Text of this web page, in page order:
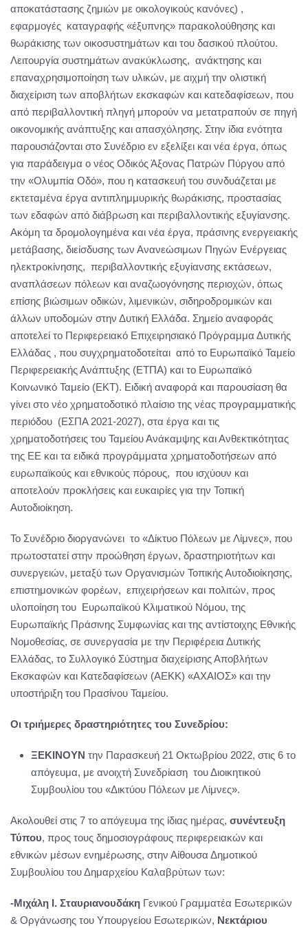
αποκατάστασης ζημιών με οικολογικούς κανόνες) ,
εφαρμογές καταγραφής «έξυπνης» παρακολούθησης και
θωράκισης των οικοσυστημάτων και του δασικού πλούτου.
Λειτουργία συστημάτων ανακύκλωσης, ανάκτησης και
επαναχρησιμοποίηση των υλικών, με αιχμή την ολιστική
διαχείριση των αποβλήτων εκσκαφών και κατεδαφίσεων, που
από περιβαλλοντική πληγή μπορούν να μετατραπούν σε πηγή
οικονομικής ανάπτυξης και απασχόλησης. Στην ίδια ενότητα
παρουσιάζονται στο Συνέδριο εν εξελίξει και νέα έργα, όπως
για παράδειγμα ο νέος Οδικός Άξονας Πατρών Πύργου από
την «Ολυμπία Οδό», που η κατασκευή του συνδυάζεται με
εκτεταμένα έργα αντιπλημμυρικής θωράκισης, προστασίας
των εδαφών από διάβρωση και περιβαλλοντικής εξυγίανσης.
Ακόμη τα δρομολογημένα και νέα έργα, πράσινης ενεργειακής
μετάβασης, διείσδυσης των Ανανεώσιμων Πηγών Ενέργειας
ηλεκτροκίνησης, περιβαλλοντικής εξυγίανσης εκτάσεων,
αναπλάσεων πόλεων και αναζωογόνησης περιοχών, όπως
επίσης βιώσιμων οδικών, λιμενικών, σιδηροδρομικών και
άλλων υποδομών στην Δυτική Ελλάδα. Σημείο αναφοράς
αποτελεί το Περιφερειακό Επιχειρησιακό Πρόγραμμα Δυτικής
Ελλάδας , που συγχρηματοδοτείται από το Ευρωπαϊκό Ταμείο
Περιφερειακής Ανάπτυξης (ΕΤΠΑ) και το Ευρωπαϊκό
Κοινωνικό Ταμείο (ΕΚΤ). Ειδική αναφορά και παρουσίαση θα
γίνει στο νέο χρηματοδοτικό πλαίσιο της νέας προγραμματικής
περιόδου (ΕΣΠΑ 2021-2027), στα έργα και τις
χρηματοδοτήσεις του Ταμείου Ανάκαμψης και Ανθεκτικότητας
της ΕΕ και τα ειδικά προγράμματα χρηματοδοτήσεων από
ευρωπαϊκούς και εθνικούς πόρους, που ισχύουν και
αποτελούν προκλήσεις και ευκαιρίες για την Τοπική
Αυτοδιοίκηση.
Το Συνέδριο διοργανώνει το «Δίκτυο Πόλεων με Λίμνες», που
πρωτοστατεί στην προώθηση έργων, δραστηριοτήτων και
συνεργειών, μεταξύ των Οργανισμών Τοπικής Αυτοδιοίκησης,
επιστημονικών φορέων, επιχειρήσεων και πολιτών, προς
υλοποίηση του Ευρωπαϊκού Κλιματικού Νόμου, της
Ευρωπαϊκής Πράσινης Συμφωνίας και της αντίστοιχης Εθνικής
Νομοθεσίας, σε συνεργασία με την Περιφέρεια Δυτικής
Ελλάδας, το Συλλογικό Σύστημα διαχείρισης Αποβλήτων
Εκσκαφών και Κατεδαφίσεων (ΑΕΚΚ) «ΑΧΑΙΟΣ» και την
υποστήριξη του Πρασίνου Ταμείου.
Οι τριήμερες δραστηριότητες του Συνεδρίου:
ΞΕΚΙΝΟΥΝ την Παρασκευή 21 Οκτωβρίου 2022, στις 6 το
απόγευμα, με ανοιχτή Συνεδρίαση του Διοικητικού
Συμβουλίου του «Δικτύου Πόλεων με Λίμνες».
Ακολουθεί στις 7 το απόγευμα της ίδιας ημέρας, συνέντευξη
Τύπου, προς τους δημοσιογράφους περιφερειακών και
εθνικών μέσων ενημέρωσης, στην Αίθουσα Δημοτικού
Συμβουλίου του Δημαρχείου Καλαβρύτων των:
-Μιχάλη Ι. Σταυριανουδάκη Γενικού Γραμματέα Εσωτερικών
& Οργάνωσης του Υπουργείου Εσωτερικών, Νεκτάριου